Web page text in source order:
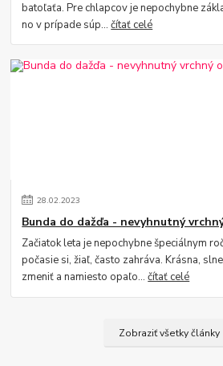
batoľaťa. Pre chlapcov je nepochybne
no v prípade súp...čítať celé
28.02.2023
Bunda do dažďa - nevyhnutný
Začiatok leta je nepochybne špeciálnym
počasie si, žiaľ, často zahráva. Krásna,
zmeniť a namiesto opaľo...čítať celé
Zobraziť všetky články